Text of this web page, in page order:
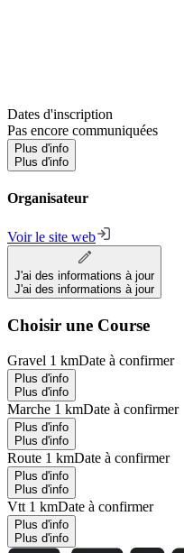
Dates d'inscription
Pas encore communiquées
Plus d'info
Plus d'info
Organisateur
Voir le site web
J'ai des informations à jour
J'ai des informations à jour
Choisir une Course
Gravel 1 kmDate à confirmer
Plus d'info
Plus d'info
Marche 1 kmDate à confirmer
Plus d'info
Plus d'info
Route 1 kmDate à confirmer
Plus d'info
Plus d'info
Vtt 1 kmDate à confirmer
Plus d'info
Plus d'info